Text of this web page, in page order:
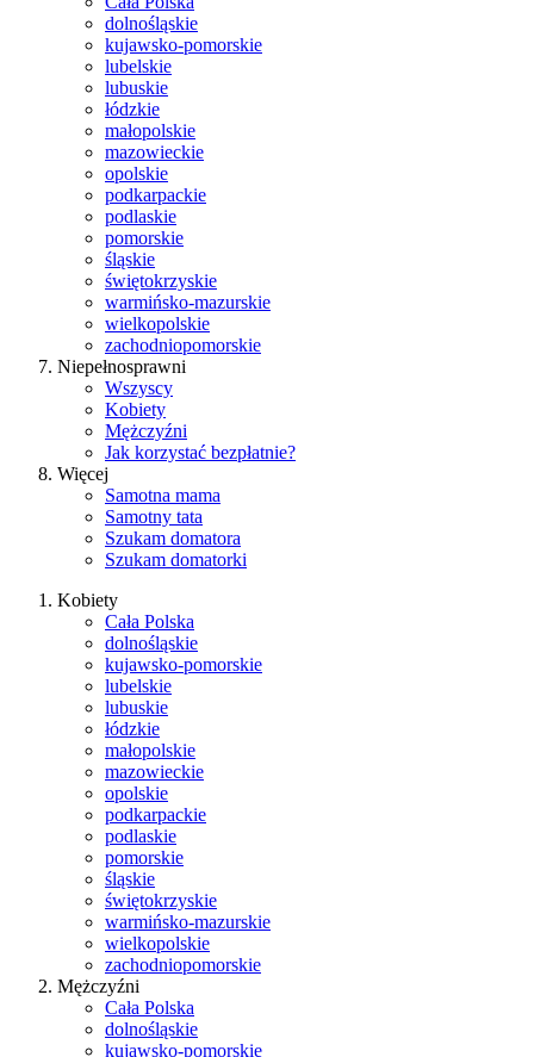
dolnośląskie
kujawsko-pomorskie
lubelskie
lubuskie
łódzkie
małopolskie
mazowieckie
opolskie
podkarpackie
podlaskie
pomorskie
śląskie
świętokrzyskie
warmińsko-mazurskie
wielkopolskie
zachodniopomorskie
Niepełnosprawni
Wszyscy
Kobiety
Mężczyźni
Jak korzystać bezpłatnie?
Więcej
Samotna mama
Samotny tata
Szukam domatora
Szukam domatorki
Kobiety
Cała Polska
dolnośląskie
kujawsko-pomorskie
lubelskie
lubuskie
łódzkie
małopolskie
mazowieckie
opolskie
podkarpackie
podlaskie
pomorskie
śląskie
świętokrzyskie
warmińsko-mazurskie
wielkopolskie
zachodniopomorskie
Mężczyźni
Cała Polska
dolnośląskie
kujawsko-pomorskie